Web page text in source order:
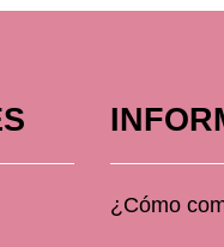
¿Cómo